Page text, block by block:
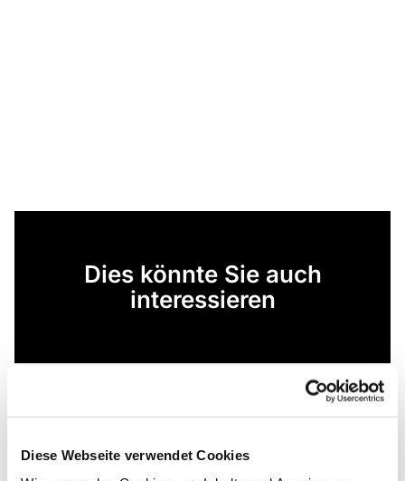
Diese Webseite verwendet Cookies
Dies könnte Sie auch
interessieren